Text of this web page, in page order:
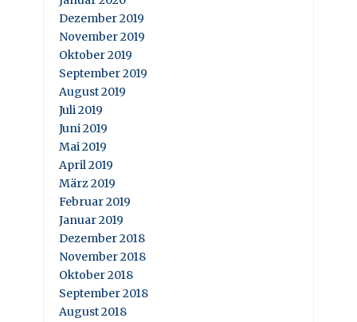
Dezember 2019
November 2019
Oktober 2019
September 2019
August 2019
Juli 2019
Juni 2019
Mai 2019
April 2019
März 2019
Februar 2019
Januar 2019
Dezember 2018
November 2018
Oktober 2018
September 2018
August 2018